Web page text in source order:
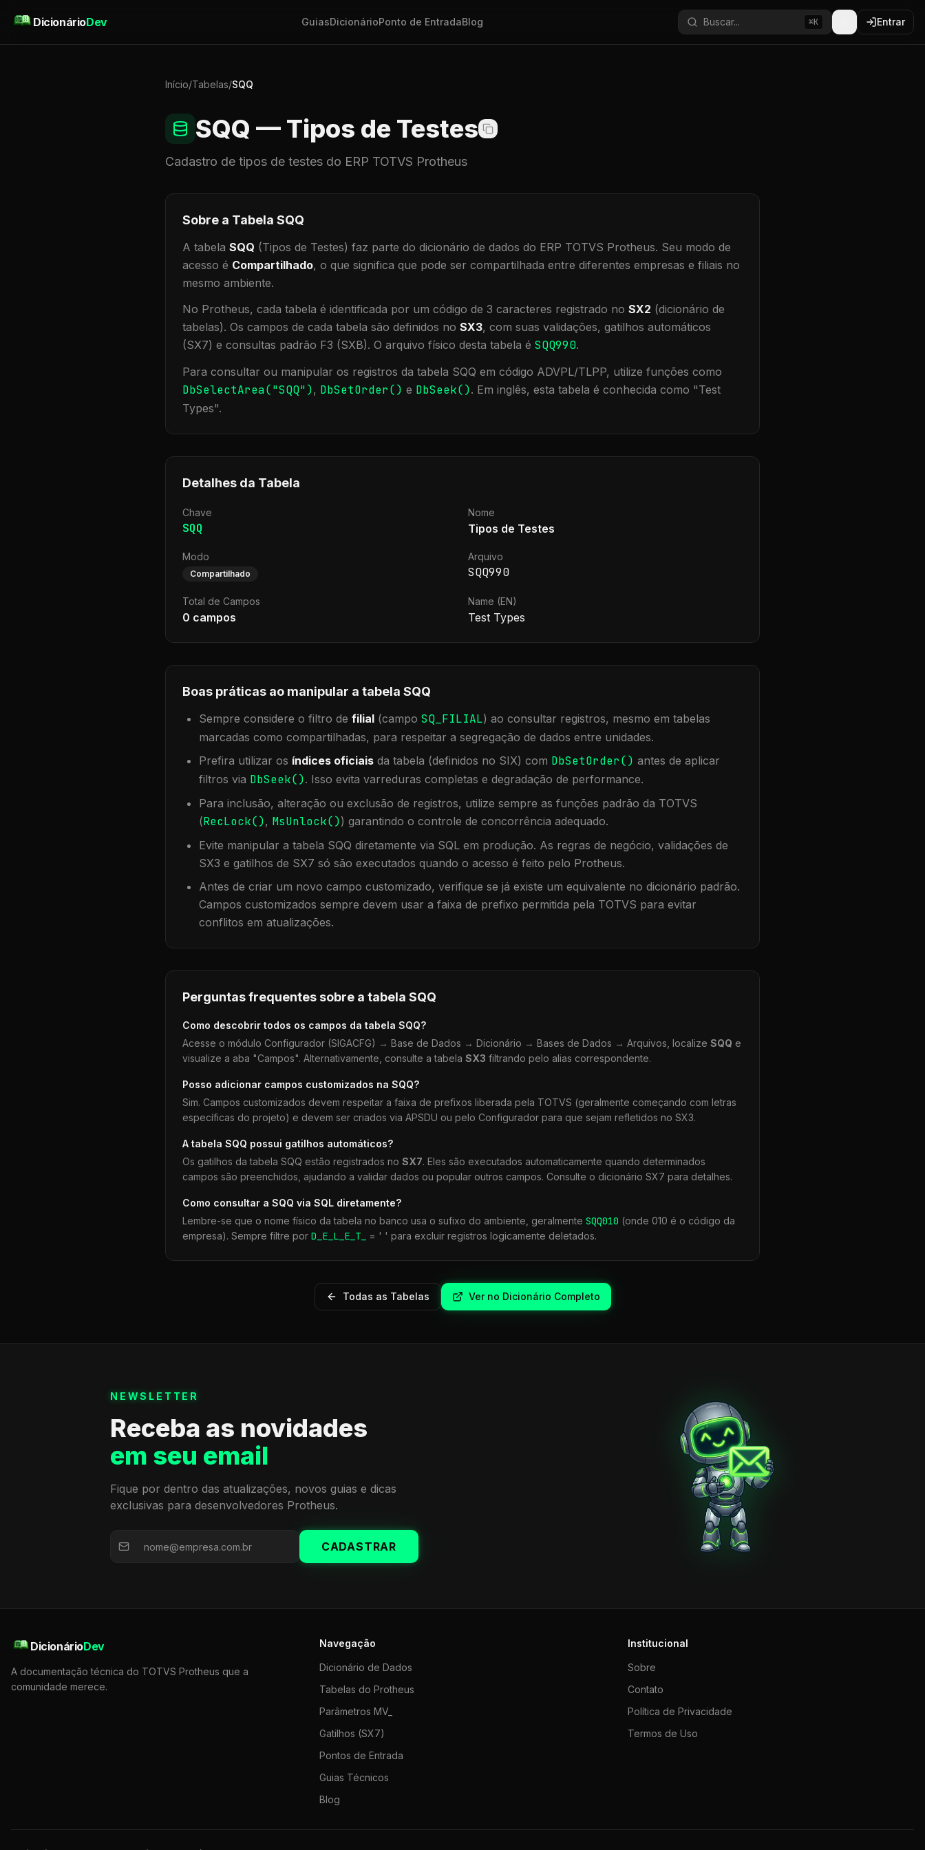
DicionárioDev GuiasDicionárioPonto de EntradaBlog Buscar... ⌘K Entrar
Início/Tabelas/SQQ
SQQ — Tipos de Testes
Cadastro de tipos de testes do ERP TOTVS Protheus
Sobre a Tabela SQQ
A tabela SQQ (Tipos de Testes) faz parte do dicionário de dados do ERP TOTVS Protheus. Seu modo de
acesso é Compartilhado, o que significa que pode ser compartilhada entre diferentes empresas e filiais no
mesmo ambiente.
No Protheus, cada tabela é identificada por um código de 3 caracteres registrado no SX2 (dicionário de
tabelas). Os campos de cada tabela são definidos no SX3, com suas validações, gatilhos automáticos
(SX7) e consultas padrão F3 (SXB). O arquivo físico desta tabela é SQQ990.
Para consultar ou manipular os registros da tabela SQQ em código ADVPL/TLPP, utilize funções como
DbSelectArea("SQQ"), DbSetOrder() e DbSeek(). Em inglês, esta tabela é conhecida como "Test
Types".
Detalhes da Tabela
Chave
SQQ
Nome
Tipos de Testes
Modo
Compartilhado
Arquivo
SQQ990
Total de Campos
0 campos
Name (EN)
Test Types
Boas práticas ao manipular a tabela SQQ
Sempre considere o filtro de filial (campo SQ_FILIAL) ao consultar registros, mesmo em tabelas
marcadas como compartilhadas, para respeitar a segregação de dados entre unidades.
Prefira utilizar os índices oficiais da tabela (definidos no SIX) com DbSetOrder() antes de aplicar
filtros via DbSeek(). Isso evita varreduras completas e degradação de performance.
Para inclusão, alteração ou exclusão de registros, utilize sempre as funções padrão da TOTVS
(RecLock(), MsUnlock()) garantindo o controle de concorrência adequado.
Evite manipular a tabela SQQ diretamente via SQL em produção. As regras de negócio, validações de
SX3 e gatilhos de SX7 só são executados quando o acesso é feito pelo Protheus.
Antes de criar um novo campo customizado, verifique se já existe um equivalente no dicionário padrão.
Campos customizados sempre devem usar a faixa de prefixo permitida pela TOTVS para evitar
conflitos em atualizações.
Perguntas frequentes sobre a tabela SQQ
Como descobrir todos os campos da tabela SQQ?
Acesse o módulo Configurador (SIGACFG) → Base de Dados → Dicionário → Bases de Dados → Arquivos, localize SQQ e
visualize a aba "Campos". Alternativamente, consulte a tabela SX3 filtrando pelo alias correspondente.
Posso adicionar campos customizados na SQQ?
Sim. Campos customizados devem respeitar a faixa de prefixos liberada pela TOTVS (geralmente começando com letras
específicas do projeto) e devem ser criados via APSDU ou pelo Configurador para que sejam refletidos no SX3.
A tabela SQQ possui gatilhos automáticos?
Os gatilhos da tabela SQQ estão registrados no SX7. Eles são executados automaticamente quando determinados
campos são preenchidos, ajudando a validar dados ou popular outros campos. Consulte o dicionário SX7 para detalhes.
Como consultar a SQQ via SQL diretamente?
Lembre-se que o nome físico da tabela no banco usa o sufixo do ambiente, geralmente SQQ010 (onde 010 é o código da
empresa). Sempre filtre por D_E_L_E_T_ = ' ' para excluir registros logicamente deletados.
Todas as Tabelas Ver no Dicionário Completo
NEWSLETTER
Receba as novidades
em seu email
Fique por dentro das atualizações, novos guias e dicas
exclusivas para desenvolvedores Protheus.
CADASTRAR
DicionárioDev
A documentação técnica do TOTVS Protheus que a
comunidade merece.
Navegação
Dicionário de Dados
Tabelas do Protheus
Parâmetros MV_
Gatilhos (SX7)
Pontos de Entrada
Guias Técnicos
Blog
Institucional
Sobre
Contato
Política de Privacidade
Termos de Uso